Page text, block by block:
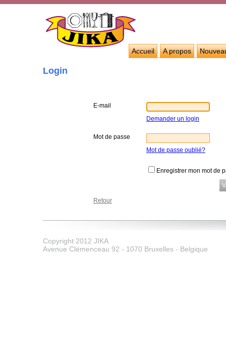
Accueil A propos
Login
E-mail
Demander un login
Mot de passe
Mot de passe oublié?
Enregistrer mon mot de
Retour
Copyright 2012 JIKA
Avenue Clémenceau 92 - 1070 Bruxelles - Belgique